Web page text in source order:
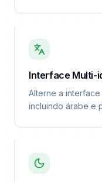
Interface Multi-
Alterne a
incluindo árabe e